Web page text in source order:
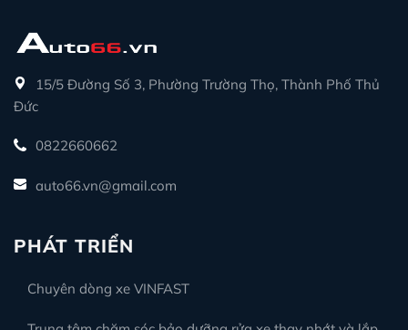
15/5 Đường Số 3, Phường Trường Thọ, Thành Phố Thủ
Đức
0822660662
auto66.vn@gmail.com
PHÁT TRIỂN
Chuyên dòng xe VINFAST